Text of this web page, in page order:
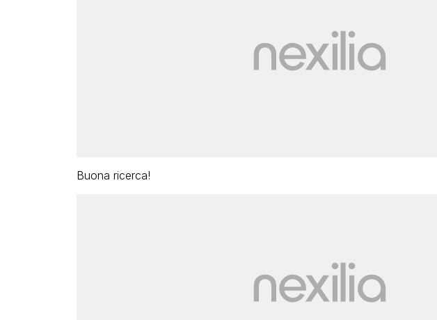
Buona ricerca!